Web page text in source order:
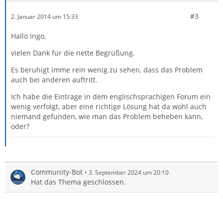
2. Januar 2014 um 15:33 #3
Hallo Ingo,
vielen Dank für die nette Begrüßung.
Es beruhigt imme rein wenig zu sehen, dass das Problem
auch bei anderen auftritt.
Ich habe die Einträge in dem englischsprachigen Forum ein
wenig verfolgt, aber eine richtige Lösung hat da wohl auch
niemand gefunden, wie man das Problem beheben kann,
oder?
Community-Bot 3. September 2024 um 20:10
Hat das Thema geschlossen.